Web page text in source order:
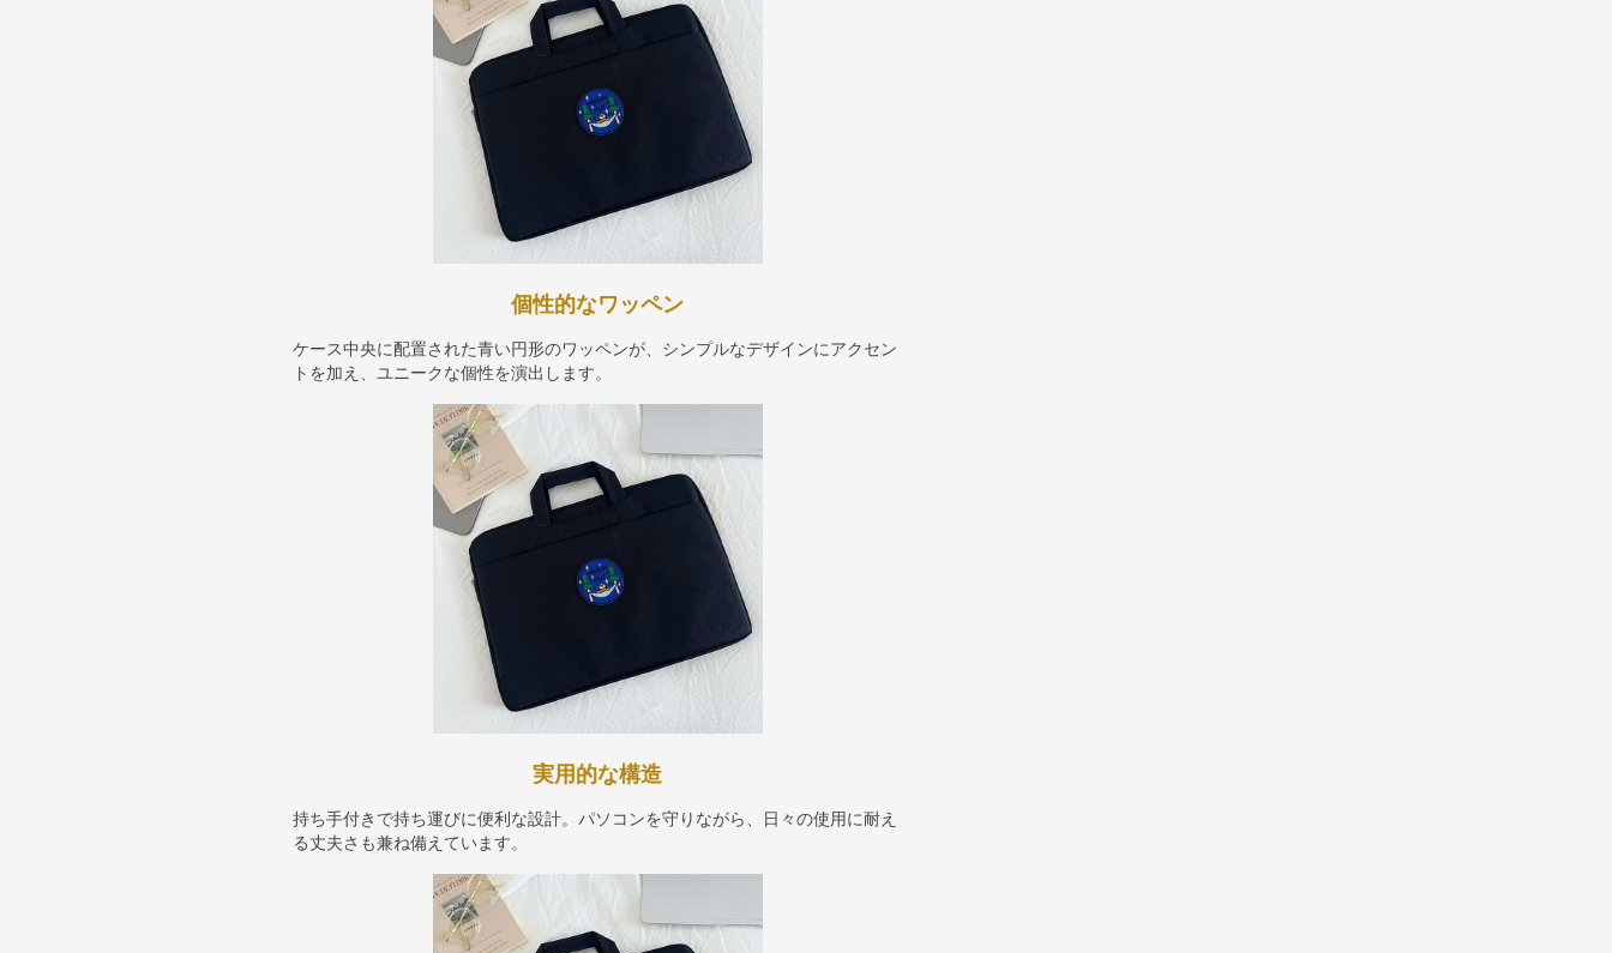
個性的なワッペン
ケース中央に配置された青い円形のワッペンが、シンプルなデザインにアクセン
トを加え、ユニークな個性を演出します。
実用的な構造
持ち手付きで持ち運びに便利な設計。パソコンを守りながら、日々の使用に耐え
る丈夫さも兼ね備えています。